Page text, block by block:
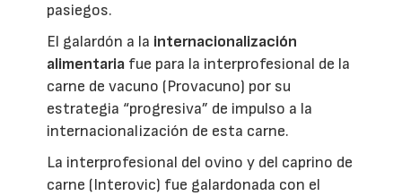
pasiegos.
El galardón a la internacionalización
alimentaria fue para la interprofesional de la
carne de vacuno (Provacuno) por su
estrategia “progresiva” de impulso a la
internacionalización de esta carne.
La interprofesional del ovino y del caprino de
carne (Interovic) fue galardonada con el